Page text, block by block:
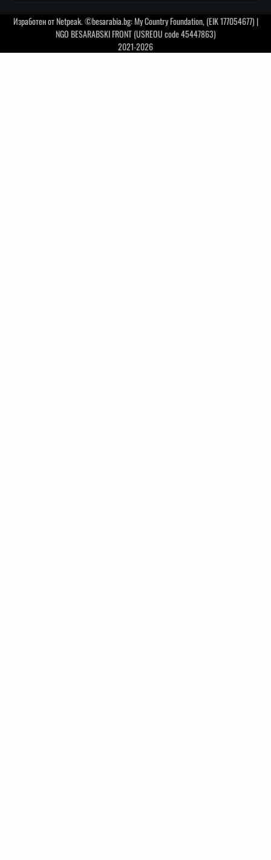
Изработен отNetpeak. ©besarabia.bg: My Country Foundation, (EIK 177054677) |
NGO BESARABSKI FRONT (USREOU code 45447863)
2021-2026